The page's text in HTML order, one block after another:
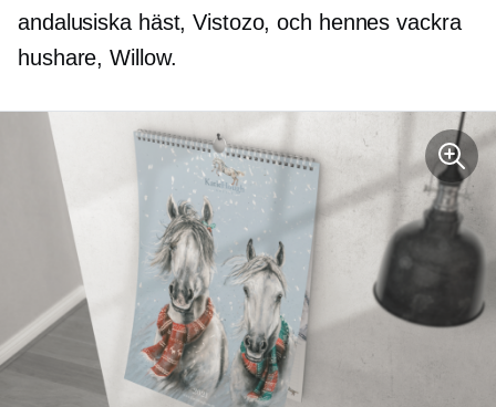
andalusiska häst, Vistozo, och hennes vackra
hushare, Willow.